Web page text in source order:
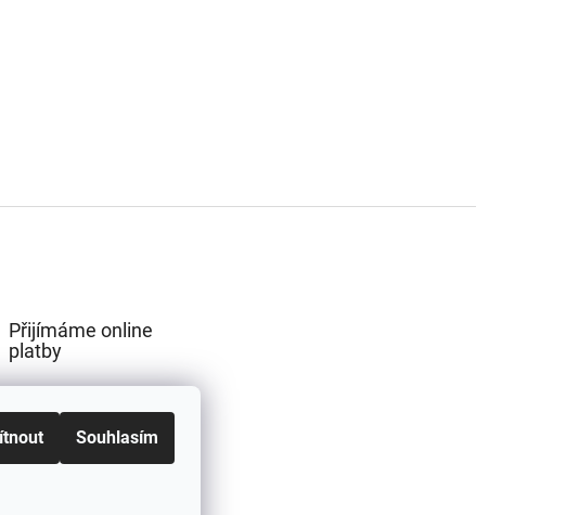
Souhlasím
Přijímáme online
platby